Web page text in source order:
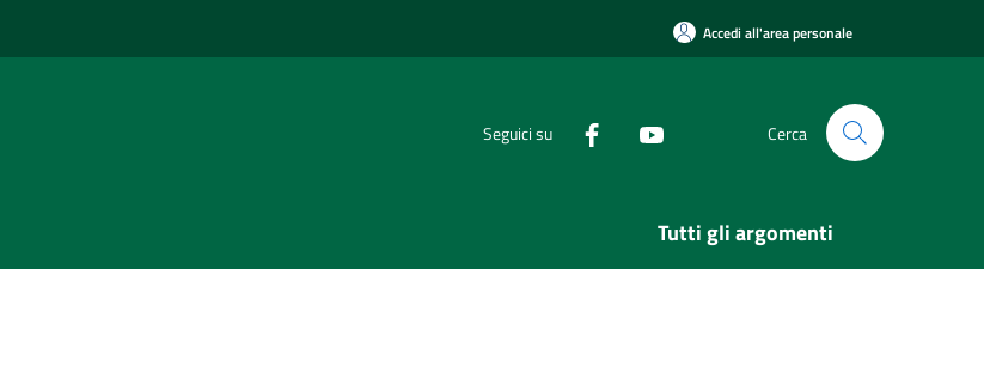
Accedi all'area personale
Seguici su Cerca
Tutti gli argomenti